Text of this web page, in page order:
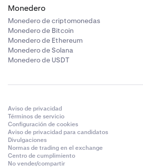
Monedero
Monedero de criptomonedas
Monedero de Bitcoin
Monedero de Ethereum
Monedero de Solana
Monedero de USDT
Aviso de privacidad
Términos de servicio
Configuración de cookies
Aviso de privacidad para candidatos
Divulgaciones
Normas de trading en el exchange
Centro de cumplimiento
No vender/compartir